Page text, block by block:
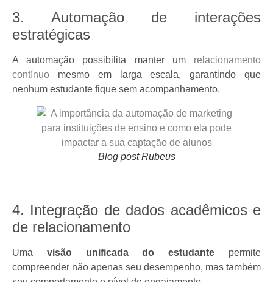
3. Automação de interações
estratégicas
A automação possibilita manter um relacionamento
contínuo mesmo em larga escala, garantindo que
nenhum estudante fique sem acompanhamento.
Blog post Rubeus
4. Integração de dados acadêmicos e
de relacionamento
Uma visão unificada do estudante permite
compreender não apenas seu desempenho, mas também